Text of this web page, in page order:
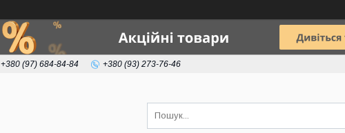
+380 (97) 684-84-84 +380 (93) 273-76-46